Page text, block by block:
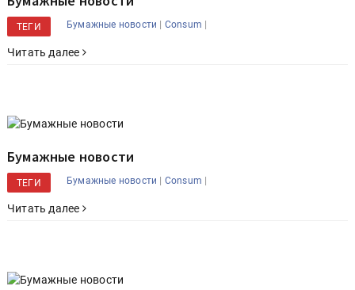
ТЕГИ Бумажные новости | Consum |
Читать далее
Бумажные новости
ТЕГИ Бумажные новости | Consum |
Читать далее